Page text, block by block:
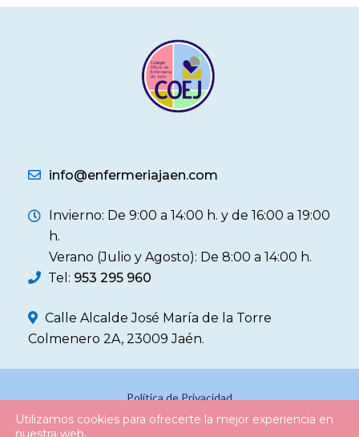
info@enfermeriajaen.com
Invierno: De 9:00 a 14:00 h. y de 16:00 a 19:00
h.
Verano (Julio y Agosto): De 8:00 a 14:00 h.
Tel: 953 295 960
Calle Alcalde José María de la Torre
Colmenero 2A, 23009 Jaén.
Política de Privacidad
Política de Cookies
Utilizamos cookies para ofrecerte la mejor experiencia en
nuestra web.